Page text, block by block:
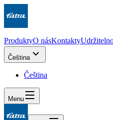
ProduktyO násKontakty
Čeština
Čeština
Menu